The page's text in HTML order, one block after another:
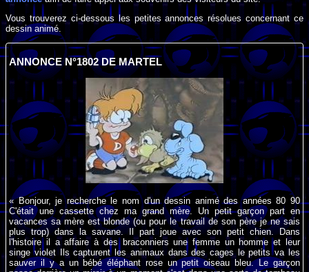
Vous trouverez ci-dessous les petites annonces résolues concernant ce
dessin animé.
ANNONCE N°1802 DE MARTEL
« Bonjour, je recherche le nom d'un dessin animé des années 80 90
C'était une cassette chez ma grand mère. Un petit garçon part en
vacances sa mère est blonde (ou pour le travail de son père je ne sais
plus trop) dans la savane. Il part joue avec son petit chien. Dans
l'histoire il a affaire à des braconniers une femme un homme et leur
singe violet Ils capturent les animaux dans des cages le petits va les
sauver il y a un bébé éléphant rose un petit oiseau bleu. Le garçon